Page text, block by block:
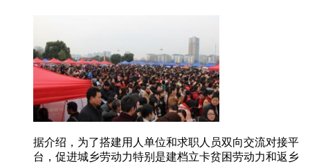
据介绍，为了搭建用人单位和求职人员双向交流对接平
台，促进城乡劳动力特别是建档立卡贫困劳动力和返乡